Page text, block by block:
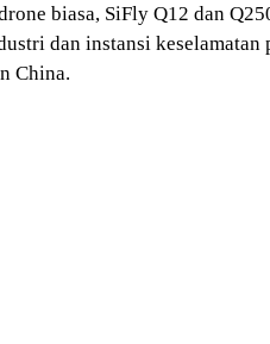
biasa, SiFly Q12 dan
dan instansi
China.